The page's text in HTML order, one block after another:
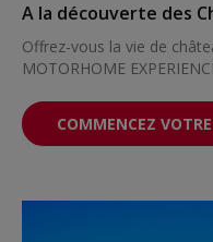
A la découverte des
Offrez-vous la vie de
MOTORHOME
COMMENCEZ